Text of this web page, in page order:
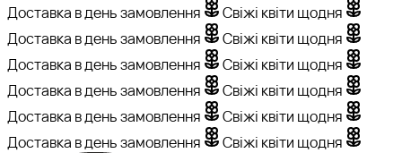
Доставка в день замовлення
Свіжі квіти щодня
Доставка в день замовлення
Свіжі квіти щодня
Доставка в день замовлення
Свіжі квіти щодня
Доставка в день замовлення
Свіжі квіти щодня
Доставка в день замовлення
Свіжі квіти щодня
Доставка в день замовлення
Свіжі квіти щодня